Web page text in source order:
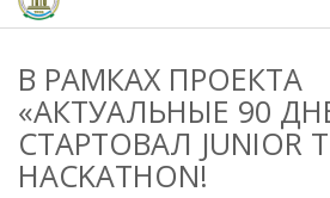
В РАМКАХ ПРОЕКТА
«АКТУАЛЬНЫЕ 90
СТАРТОВАЛ JUNIOR
HACKATHON!